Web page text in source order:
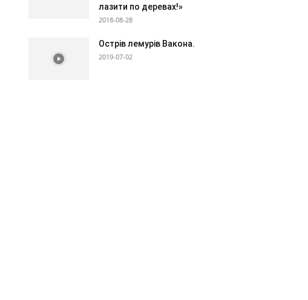
лазити по деревах!»
2018-08-28
Острів лемурів Вакона.
2019-07-02